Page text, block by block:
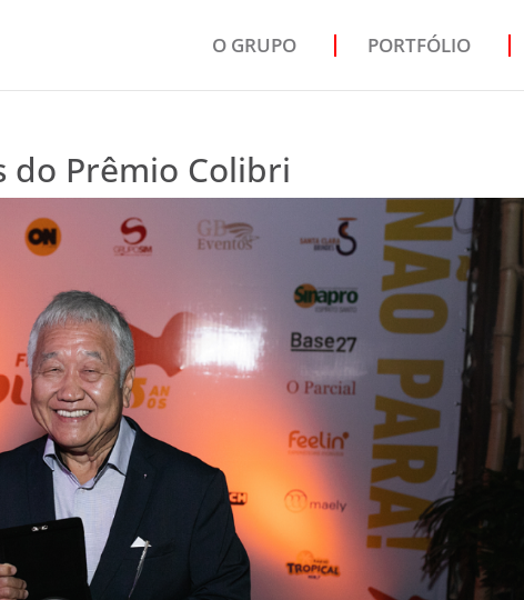
O GRUPO PORTFÓLIO
do Prêmio Colibri